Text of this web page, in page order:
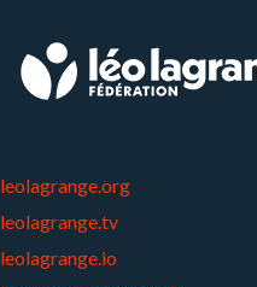
leolagrange.org
leolagrange.tv
leolagrange.io